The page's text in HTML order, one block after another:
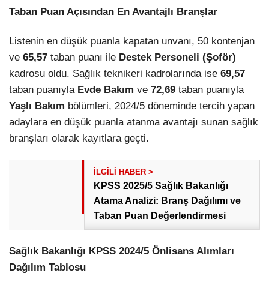
Taban Puan Açısından En Avantajlı Branşlar
Listenin en düşük puanla kapatan unvanı, 50 kontenjan
ve 65,57 taban puanı ile Destek Personeli (Şoför)
kadrosu oldu. Sağlık teknikeri kadrolarında ise 69,57
taban puanıyla Evde Bakım ve 72,69 taban puanıyla
Yaşlı Bakım bölümleri, 2024/5 döneminde tercih yapan
adaylara en düşük puanla atanma avantajı sunan sağlık
branşları olarak kayıtlara geçti.
KPSS 2025/5 Sağlık Bakanlığı
Atama Analizi: Branş Dağılımı ve
Taban Puan Değerlendirmesi
Sağlık Bakanlığı KPSS 2024/5 Önlisans Alımları
Dağılım Tablosu